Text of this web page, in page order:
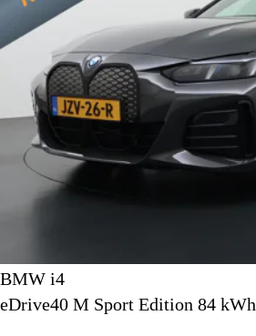
BMW i4
eDrive40 M Sport Edition 84 kWh